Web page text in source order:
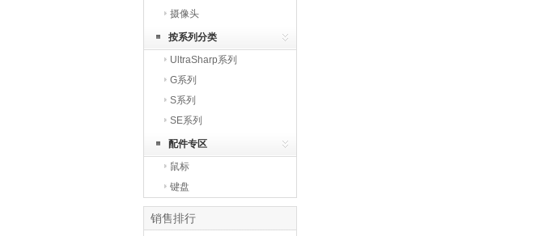
摄像头
按系列分类
UltraSharp系列
G系列
S系列
SE系列
配件专区
鼠标
键盘
销售排行